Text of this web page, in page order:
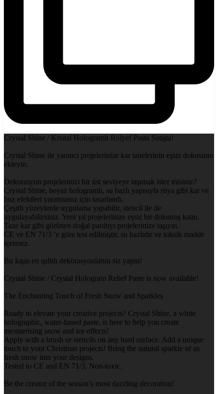
Crystal Shine / Kristal Hologramlı Rölyef Pasta Satışta!
Crystal Shine ile yaratıcı projelerinize kar tanelerinin eşsiz dokusunu
ekleyin.
Dekorasyon projelerinizi bir üst seviyeye taşımak ister misiniz?
Crystal Shine, beyaz hologramlı, su bazlı yapısıyla rüya gibi kar ve
buz efektleri yaratmanız için tasarlandı.
Çeşitli yüzeylerde uygulama yapabilir, stencil ile de
uygulayabilirsiniz. Yeni yıl projelerinize eşsiz bir dokunuş katın.
Taze kar gibi görünen doğal parıltıyı projelerinize taşıyın.
CE ve EN 71/3 ‘e göre test edilmiştir, su bazlıdır ve toksik madde
içermez.
Bu kışın en ışıltılı dekorasyonlarını siz yapın!
Crystal Shine / Crystal Hologram Relief Paste is now available!
The Enchanting Touch of Fresh Snow and Sparkles
Ready to elevate your creative projects? Crystal Shine, a white
holographic, water-based paste, is here to help you create
mesmerising snow and ice effects!
Apply with a brush or stencils on any hard surface. Add a unique
touch to your Christmas projects! Bring the natural sparkle of as
fresh snow into your designs.
Tested to CE and EN 71/3, Non-toxic.
Be the creator of the season’s most dazzling decoration!